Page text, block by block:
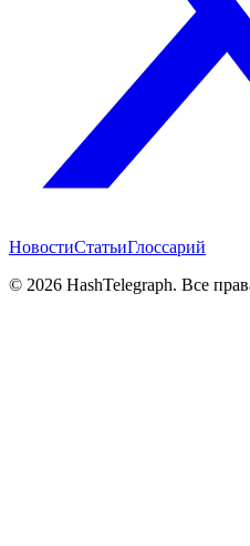
НовостиСтатьиГлоссарий
© 2026 HashTelegraph. Все